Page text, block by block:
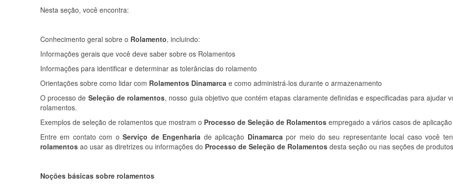
Nesta seção, você encontra:
Conhecimento geral sobre o Rolamento, incluindo:
Informações gerais que você deve saber sobre os Rolamentos
Informações para identificar e determinar as tolerâncias do rolamento
Orientações sobre como lidar com Rolamentos Dinamarca e como administrá-los durante o armazenamento
O processo de Seleção de rolamentos, nosso guia objetivo que contém etapas claramente definidas e especificadas para ajudar
rolamentos.
Exemplos de seleção de rolamentos que mostram o Processo de Seleção de Rolamentos empregado a vários casos de
Entre em contato com oServiço de Engenharia de aplicação Dinamarcapor meio do seu representante local caso você
rolamentos ao usar as diretrizes ou informações do Processo de Seleção de Rolamentos desta seção ou nas seções de
Noções básicas sobre rolamentos